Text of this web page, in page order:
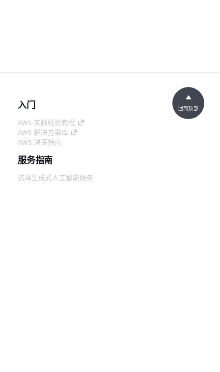
入门
AWS 实践经验教程
AWS 解决方案库
AWS 决策指南
服务指南
选择生成式人工智能服务
回到顶部